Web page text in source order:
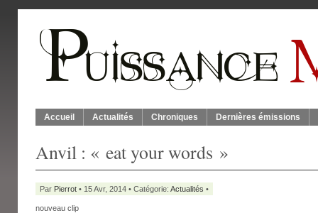
Accueil Actualités Chroniques Dernières émissions
Anvil : « eat your words »
Par Pierrot • 15 Avr, 2014 • Catégorie: Actualités •
nouveau clip